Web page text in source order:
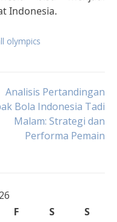
Indonesia.
olympics
Analisis Pertandingan
Bola Indonesia Tadi
Malam: Strategi dan
Performa Pemain
F S
S